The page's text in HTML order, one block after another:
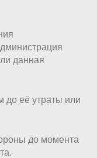
данная
до её утраты или
до момента